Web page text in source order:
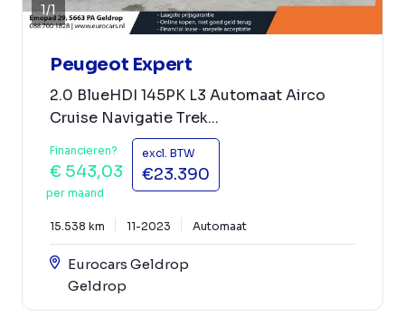
1/1
Peugeot Expert
2.0 BlueHDI 145PK L3 Automaat Airco
Cruise Navigatie Trek...
Financieren?
€ 543,03
per maand
excl. BTW
€23.390
15.538 km 11-2023 Automaat
Eurocars Geldrop
Geldrop